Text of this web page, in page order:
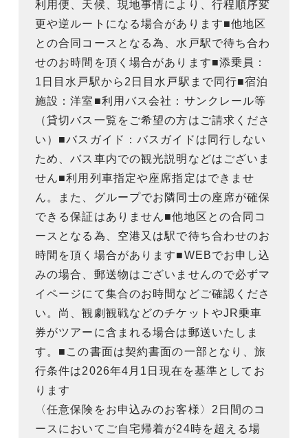
利用便、天候、現地事情により、行程順序変
更や逆ルートになる場合があります■他地区
との合同コースとなる為、水戸駅で待ち合わ
せのお時間を頂く場合があります■添乗員：
1日目水戸駅から2日目水戸駅まで同行■宿泊
施設：洋室■利用バス会社：サンクレール等
（貸切バス一覧をご希望の方はご請求くださ
い）■バスガイド：バスガイドは同行しない
ため、バス車内での観光説明などはございま
せん■利用列車指定や座席指定はできませ
ん。また、グループでお隣同士の座席が確保
できる保証はありません■他地区との合同コ
ースとなる為、空港又は駅で待ち合わせのお
時間を頂く場合があります■WEBでお申し込
みの場合、郵送物はございませんので必ずマ
イページにて集合のお時間などご確認くださ
い。尚、観劇観戦などのチケットやJR乗車
券がツアーに含まれる場合は郵送いたしま
す。■この書面は契約書面の一部となり、旅
行条件は2026年4月1日現在を基準としてお
ります
〈任意保険をお申込みのお客様〉2日間のコ
ースにおいてご自宅帰着が24時を超える場